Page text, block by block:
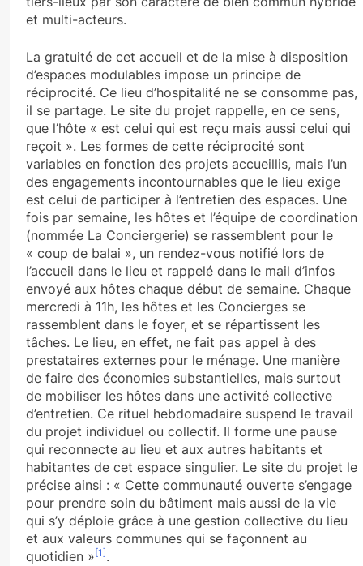
et multi-acteurs.
La gratuité de cet accueil et de la mise à disposition
d’espaces modulables impose un principe de
réciprocité. Ce lieu d’hospitalité ne se consomme pas,
il se partage. Le site du projet rappelle, en ce sens,
que l’hôte « est celui qui est reçu mais aussi celui qui
reçoit ». Les formes de cette réciprocité sont
variables en fonction des projets accueillis, mais l’un
des engagements incontournables que le lieu exige
est celui de participer à l’entretien des espaces. Une
fois par semaine, les hôtes et l’équipe de coordination
(nommée La Conciergerie) se rassemblent pour le
« coup de balai », un rendez-vous notifié lors de
l’accueil dans le lieu et rappelé dans le mail d’infos
envoyé aux hôtes chaque début de semaine. Chaque
mercredi à 11h, les hôtes et les Concierges se
rassemblent dans le foyer, et se répartissent les
tâches. Le lieu, en effet, ne fait pas appel à des
prestataires externes pour le ménage. Une manière
de faire des économies substantielles, mais surtout
de mobiliser les hôtes dans une activité collective
d’entretien. Ce rituel hebdomadaire suspend le travail
du projet individuel ou collectif. Il forme une pause
qui reconnecte au lieu et aux autres habitants et
habitantes de cet espace singulier. Le site du projet le
précise ainsi : « Cette communauté ouverte s’engage
pour prendre soin du bâtiment mais aussi de la vie
qui s’y déploie grâce à une gestion collective du lieu
et aux valeurs communes qui se façonnent au
quotidien » [1] .